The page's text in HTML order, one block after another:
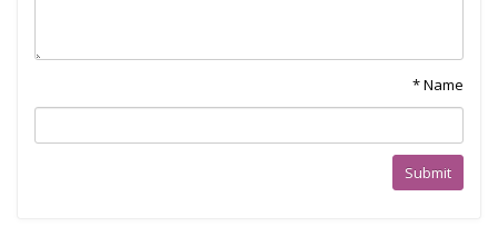
Name
*